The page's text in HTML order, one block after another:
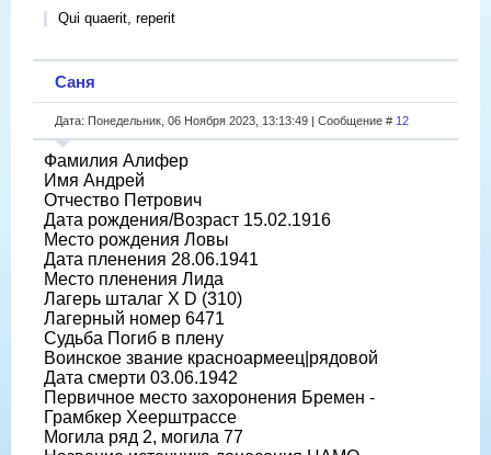
Qui quaerit, reperit
Саня
Дата: Понедельник, 06 Ноября 2023, 13:13:49 | Сообщение # 12
Фамилия Алифер
Имя Андрей
Отчество Петрович
Дата рождения/Возраст 15.02.1916
Место рождения Ловы
Дата пленения 28.06.1941
Место пленения Лида
Лагерь шталаг X D (310)
Лагерный номер 6471
Судьба Погиб в плену
Воинское звание красноармеец|рядовой
Дата смерти 03.06.1942
Первичное место захоронения Бремен -
Грамбкер Хеерштрассе
Могила ряд 2, могила 77